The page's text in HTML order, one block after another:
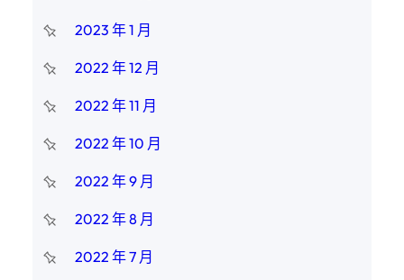
2023 年 1 月
2022 年 12 月
2022 年 11 月
2022 年 10 月
2022 年 9 月
2022 年 8 月
2022 年 7 月